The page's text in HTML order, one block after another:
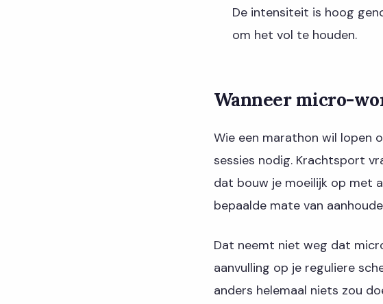
De intensiteit is hoog
om het vol te houden.
Wanneer micro-
Wie een marathon wil lopen
sessies nodig. Krachtsport
dat bouw je moeilijk op met
bepaalde mate van
Dat neemt niet weg dat
aanvulling op je reguliere
anders helemaal niets zou